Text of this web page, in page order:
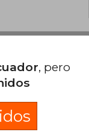
el libro
, pero